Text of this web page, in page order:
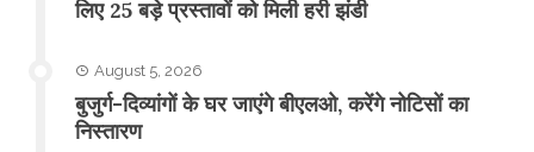
लिए 25 बड़े प्रस्तावों को मिली हरी झंडी
August 5, 2026
बुजुर्ग-दिव्यांगों के घर जाएंगे बीएलओ, करेंगे नोटिसों का
निस्तारण